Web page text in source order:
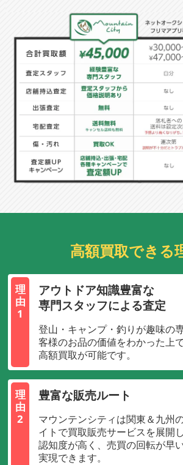
高額買取できる
理
由
1
アウトドア知識豊富な
専門スタッフによる査定
登山・キャンプ・釣りが趣味の
客様のお品の価値をわかった上
高額買取が可能です。
理
由
2
豊富な販売ルート
マウンテンシティは関東＆九州
イトで買取販売サービスを展開
認知度が高く、売買の回転が早
実現できます。